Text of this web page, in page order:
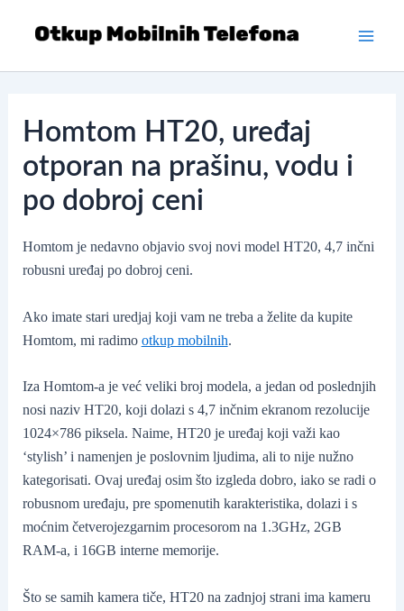
Homtom HT20, uređaj
otporan na prašinu, vodu i
po dobroj ceni
Homtom je nedavno objavio svoj novi model HT20, 4,7 inčni
robusni uređaj po dobroj ceni.
Ako imate stari uredjaj koji vam ne treba a želite da kupite
Homtom, mi radimo otkup mobilnih.
Iza Homtom-a je već veliki broj modela, a jedan od poslednjih
nosi naziv HT20, koji dolazi s 4,7 inčnim ekranom rezolucije
1024×786 piksela. Naime, HT20 je uređaj koji važi kao
‘stylish’ i namenjen je poslovnim ljudima, ali to nije nužno
kategorisati. Ovaj uređaj osim što izgleda dobro, iako se radi o
robusnom uređaju, pre spomenutih karakteristika, dolazi i s
moćnim četverojezgarnim procesorom na 1.3GHz, 2GB
RAM-a, i 16GB interne memorije.
Što se samih kamera tiče, HT20 na zadnjoj strani ima kameru